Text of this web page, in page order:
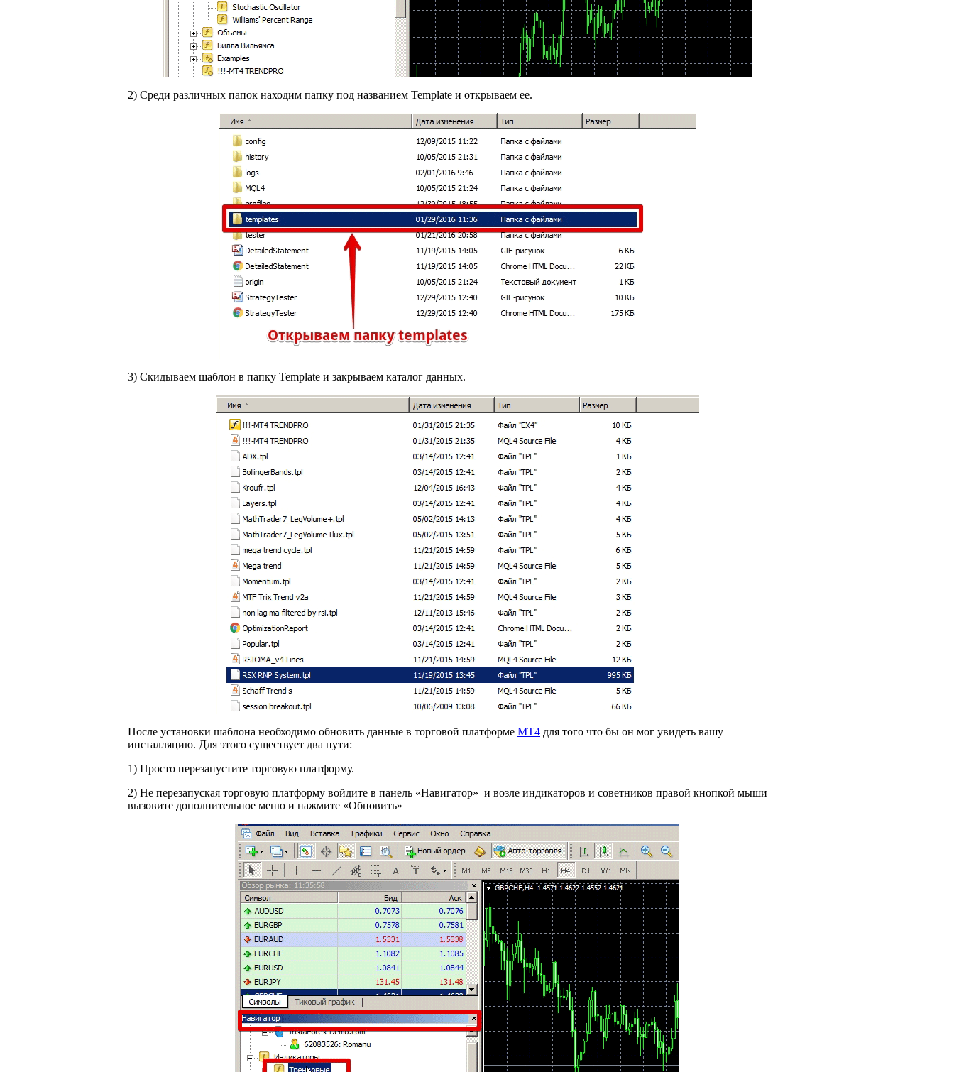
2) Среди различных папок находим папку под названием Template и открываем ее.
3) Скидываем шаблон в папку Template и закрываем каталог данных.
После установки шаблона необходимо обновить данные в торговой платформе МТ4 для того что бы он мог увидеть вашу
инсталляцию. Для этого существует два пути:
1) Просто перезапустите торговую платформу.
2) Не перезапуская торговую платформу войдите в панель «Навигатор» и возле индикаторов и советников правой кнопкой мыши
вызовите дополнительное меню и нажмите «Обновить»